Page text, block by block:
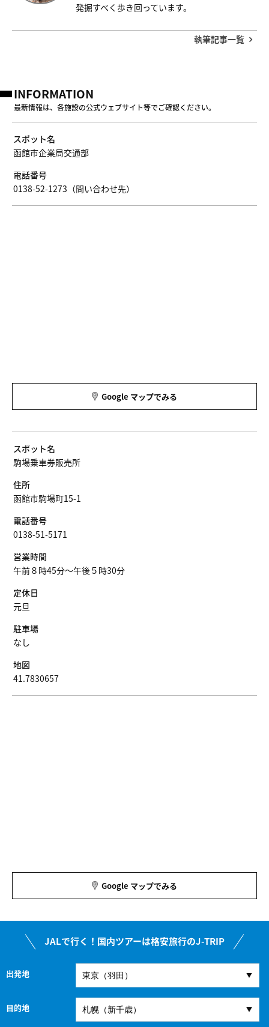
発掘すべく歩き回っています。
執筆記事一覧
INFORMATION
最新情報は、各施設の公式ウェブサイト等でご確認ください。
スポット名
函館市企業局交通部
電話番号
0138-52-1273（問い合わせ先）
Google マップでみる
スポット名
駒場乗車券販売所
住所
函館市駒場町15-1
電話番号
0138-51-5171
営業時間
午前８時45分～午後５時30分
定休日
元旦
駐車場
なし
地図
41.7830657
Google マップでみる
JALで行く！国内ツアーは格安旅行のJ-TRIP
出発地
目的地